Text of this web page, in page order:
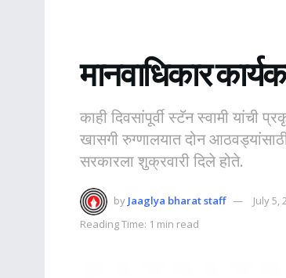
मानवाधिकार
काही दिवसांपूर्वी स्टॅन स्वामी यांची
खासगी रुग्णालयात दोन
सरकारला शुक्रवारी दिले होते.
by Jaaglya bharat staff July 5,
Reading Time: 1 min read